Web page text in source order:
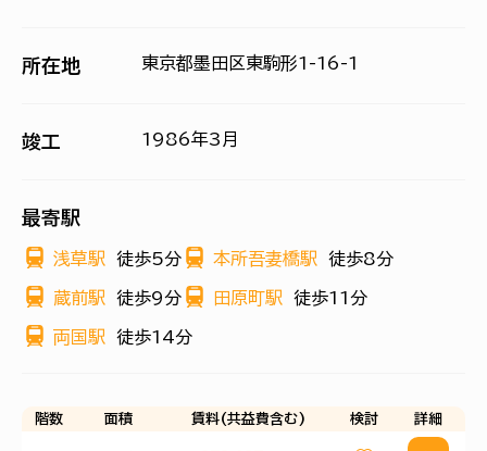
所在地 東京都墨田区東駒形1-16-1
竣工 1986年3月
最寄駅
浅草駅 徒歩5分 本所吾妻橋駅 徒歩8分
蔵前駅 徒歩9分 田原町駅 徒歩11分
両国駅 徒歩14分
階数 面積 賃料(共益費含む) 検討 詳細